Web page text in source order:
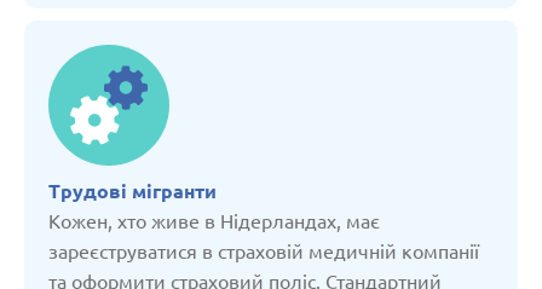
Трудові мігранти
Кожен, хто живе в Нідерландах, має
зареєструватися в страховій медичній компанії
та оформити страховий поліс. Стандартний
Грузія
Данія
Естонія
Казахстан